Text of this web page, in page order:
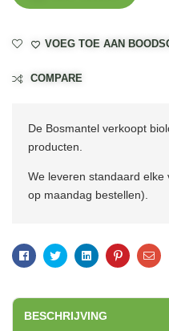
VOEG TOE AAN
COMPARE
De Bosmantel verkoopt
producten.
We leveren standaard
op maandag bestellen).
Facebook
TwitterLinkedinPinterest
BESCHRIJVING